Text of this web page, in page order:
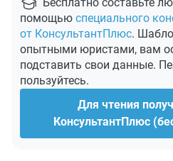
помощью специального
от КонсультантПлюс.
опытными юристами, вам
подставить свои данные.
пользуйтесь.
Для чтения
КонсультантПлюс